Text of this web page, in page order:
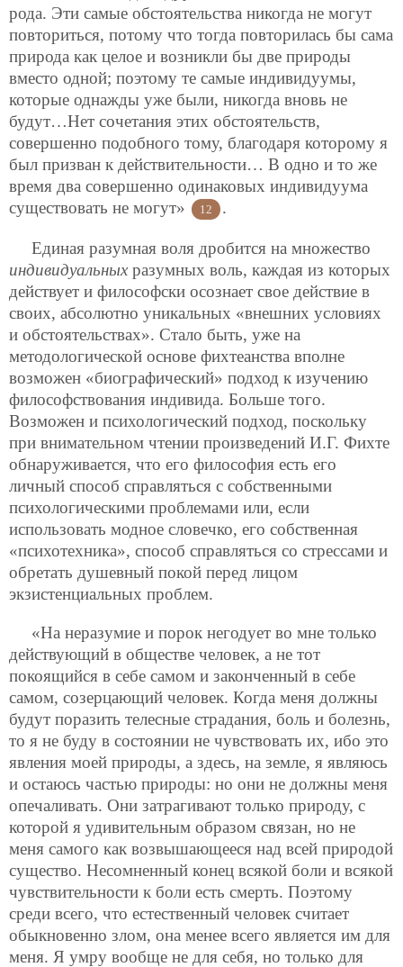
рода. Эти самые обстоятельства никогда не могут
повториться, потому что тогда повторилась бы сама
природа как целое и возникли бы две природы
вместо одной; поэтому те самые индивидуумы,
которые однажды уже были, никогда вновь не
будут…Нет сочетания этих обстоятельств,
совершенно подобного тому, благодаря которому я
был призван к действительности… В одно и то же
время два совершенно одинаковых индивидуума
существовать не могут»
12 .
Единая разумная воля дробится на множество
индивидуальныхразумных воль, каждая из которых
действует и философски осознает свое действие в
своих, абсолютно уникальных «внешних условиях
и обстоятельствах». Стало быть, уже на
методологической основе фихтеанства вполне
возможен «биографический» подход к изучению
философствования индивида. Больше того.
Возможен и психологический подход, поскольку
при внимательном чтении произведений И.Г. Фихте
обнаруживается, что его философия есть его
личный способ справляться с собственными
психологическими проблемами или, если
использовать модное словечко, его собственная
«психотехника», способ справляться со стрессами и
обретать душевный покой перед лицом
экзистенциальных проблем.
«На неразумие и порок негодует во мне только
действующий в обществе человек, а не тот
покоящийся в себе самом и законченный в себе
самом, созерцающий человек. Когда меня должны
будут поразить телесные страдания, боль и болезнь,
то я не буду в состоянии не чувствовать их, ибо это
явления моей природы, а здесь, на земле, я являюсь
и остаюсь частью природы: но они не должны меня
опечаливать. Они затрагивают только природу, с
которой я удивительным образом связан, но не
меня самого как возвышающееся над всей природой
существо. Несомненный конец всякой боли и всякой
чувствительности к боли есть смерть. Поэтому
среди всего, что естественный человек считает
обыкновенно злом, она менее всего является им для
меня. Я умру вообще не для себя, но только для